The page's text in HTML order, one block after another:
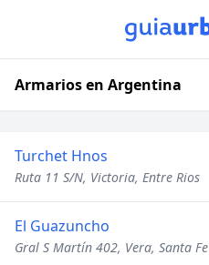
Armarios en Argentina
Turchet Hnos
Ruta 11 S/N, Victoria, Entre Rios
El Guazuncho
Gral S Martín 402, Vera, Santa Fe